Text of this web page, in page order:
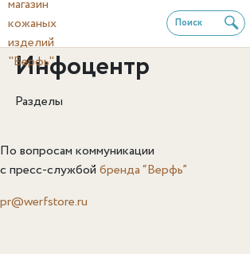
Поиск
Инфоцентр
Разделы
По вопросам коммуникации
с пресс-службой бренда “Верфь”
pr@werfstore.ru